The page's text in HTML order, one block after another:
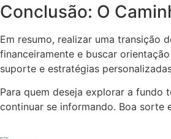
Conclusão: O
Em resumo, realizar uma transição
financeiramente e buscar
suporte e estratégias
Para quem deseja explorar a fundo
continuar se informando. Boa sorte